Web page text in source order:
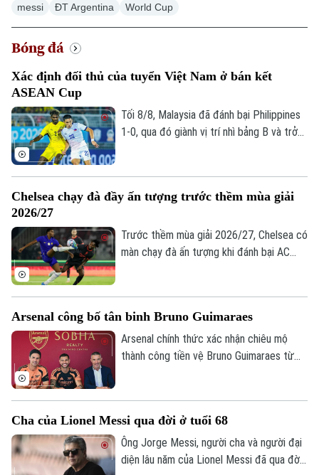
messi ĐT Argentina World Cup
Bóng đá
Xác định đối thủ của tuyển Việt Nam ở bán kết
ASEAN Cup
Tối 8/8, Malaysia đã đánh bại Philippines
1-0, qua đó giành vị trí nhì bảng B và trở
Chelsea chạy đà đầy ấn tượng trước thềm mùa giải
2026/27
Trước thềm mùa giải 2026/27, Chelsea có
màn chạy đà ấn tượng khi đánh bại AC
vào ngày 25/8.
Arsenal công bố tân binh Bruno Guimaraes
Arsenal chính thức xác nhận chiêu mộ
thành công tiền vệ Bruno Guimaraes từ
qua đó trở thành mảnh ghép quan trọng
trong kế hoạch của HLV Mikel Arteta.
Cha của Lionel Messi qua đời ở tuổi 68
Ông Jorge Messi, người cha và người đại
diện lâu năm của Lionel Messi đã qua đời